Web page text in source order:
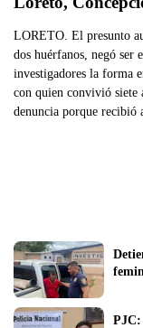
LORETO. El presunto
dos huérfanos, negó ser
investigadores la forma
con quien convivió siete
denuncia porque recibió
PJC: